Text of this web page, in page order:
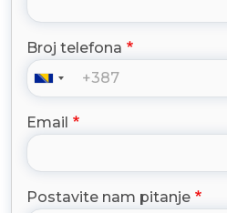
Broj telefona
Email
Postavite nam pitanje